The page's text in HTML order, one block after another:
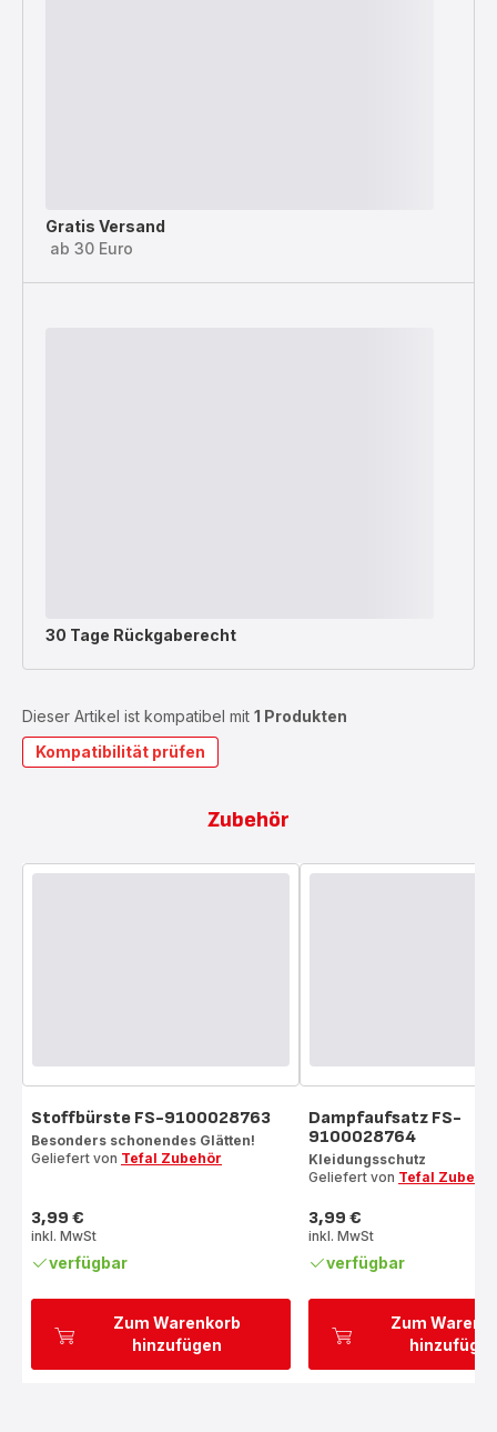
Gratis Versand
ab 30 Euro
30 Tage Rückgaberecht
Dieser Artikel ist kompatibel mit 1 Produkten
Kompatibilität prüfen
Zubehör
Zum Warenkorb
hinzufügen
Stoffbürste FS-9100028763
Besonders schonendes Glätten!
Geliefert von Tefal Zubehör
Preis
3,99 €
inkl. MwSt
verfügbar
Zum
Dampfaufsatz FS-
9100028764
Kleidungsschutz
Geliefert von Tefal
Preis
3,99 €
inkl. MwSt
verfügbar